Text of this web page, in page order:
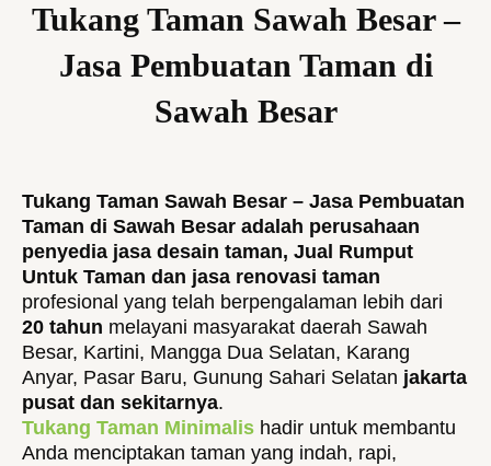
Tukang Taman Sawah Besar –
Jasa Pembuatan Taman di
Sawah Besar
Tukang Taman Sawah Besar – Jasa Pembuatan
Taman di Sawah Besar adalah perusahaan
penyedia jasa desain taman, Jual Rumput
Untuk Taman dan jasa renovasi taman
profesional yang telah berpengalaman lebih dari
20 tahun melayani masyarakat daerah Sawah
Besar, Kartini, Mangga Dua Selatan, Karang
Anyar, Pasar Baru, Gunung Sahari Selatan jakarta
pusat dan sekitarnya.
Tukang Taman Minimalis hadir untuk membantu
Anda menciptakan taman yang indah, rapi,